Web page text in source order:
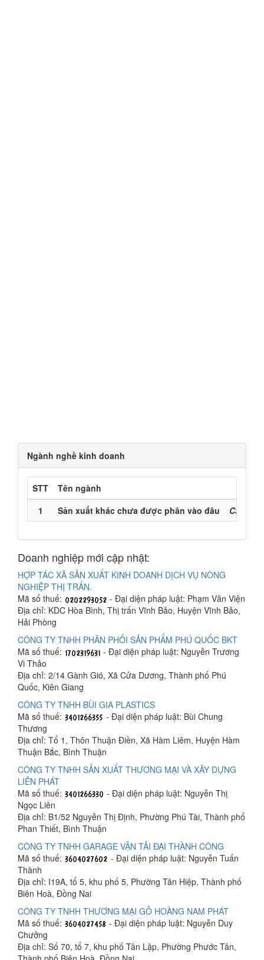
Ngành nghề kinh doanh
STT Tên ngành
1
Sản xuất khác chưa được phân vào đâu C32900
Doanh nghiệp mới cập nhật:
HỢP TÁC XÃ SẢN XUẤT KINH DOANH DỊCH VỤ NÔNG
NGHIỆP THỊ TRẤN.
Mã số thuế:
- Đại diện pháp luật: Phạm Văn Viện
Địa chỉ: KDC Hòa Bình, Thị trấn Vĩnh Bảo, Huyện Vĩnh Bảo,
Hải Phòng
CÔNG TY TNHH PHÂN PHỐI SẢN PHẨM PHÚ QUỐC BKT
Mã số thuế:
- Đại diện pháp luật: Nguyễn Trương
Vi Thảo
Địa chỉ: 2/14 Gành Gió, Xã Cửa Dương, Thành phố Phú
Quốc, Kiên Giang
CÔNG TY TNHH BÙI GIA PLASTICS
Mã số thuế:
- Đại diện pháp luật: Bùi Chung
Thương
Địa chỉ: Tổ 1, Thôn Thuận Điền, Xã Hàm Liêm, Huyện Hàm
Thuận Bắc, Bình Thuận
CÔNG TY TNHH SẢN XUẤT THƯƠNG MẠI VÀ XÂY DỰNG
LIÊN PHÁT
Mã số thuế:
- Đại diện pháp luật: Nguyễn Thị
Ngọc Liên
Địa chỉ: B1/52 Nguyễn Thị Định, Phường Phú Tài, Thành phố
Phan Thiết, Bình Thuận
CÔNG TY TNHH GARAGE VẬN TẢI ĐẠI THÀNH CÔNG
Mã số thuế:
- Đại diện pháp luật: Nguyễn Tuấn
Thành
Địa chỉ: I19A, tổ 5, khu phố 5, Phường Tân Hiệp, Thành phố
Biên Hoà, Đồng Nai
CÔNG TY TNHH THƯƠNG MẠI GỖ HOÀNG NAM PHÁT
Mã số thuế:
- Đại diện pháp luật: Nguyễn Duy
Chưởng
Địa chỉ: Số 70, tổ 7, khu phố Tân Lập, Phường Phước Tân,